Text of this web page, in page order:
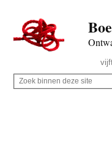
naar
de
inhoud
secondary
naar
de
sidebar
naar
de
Rechts
Z
Z